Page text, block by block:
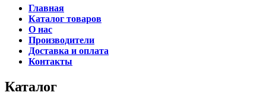
Главная
Каталог товаров
О нас
Производители
Доставка и оплата
Контакты
Каталог